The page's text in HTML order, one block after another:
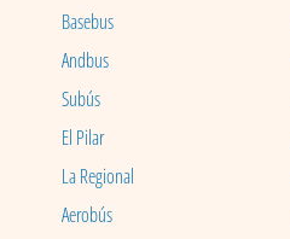
Basebus
Andbus
Subús
El Pilar
La Regional
Aerobús